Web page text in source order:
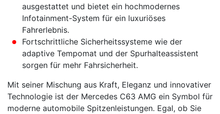
ausgestattet und bietet ein hochmodernes
Infotainment-System für ein luxuriöses
Fahrerlebnis.
Fortschrittliche Sicherheitssysteme wie der
adaptive Tempomat und der Spurhalteassistent
sorgen für mehr Fahrsicherheit.
Mit seiner Mischung aus Kraft, Eleganz und innovativer
Technologie ist der Mercedes C63 AMG ein Symbol für
moderne automobile Spitzenleistungen. Egal, ob Sie